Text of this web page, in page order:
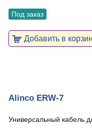
Под заказ
Добавить в
Alinco ERW-7
Универсальный кабель